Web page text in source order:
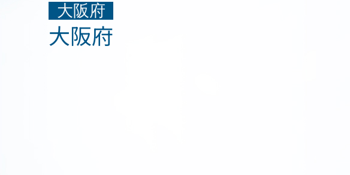
大阪府
大阪府